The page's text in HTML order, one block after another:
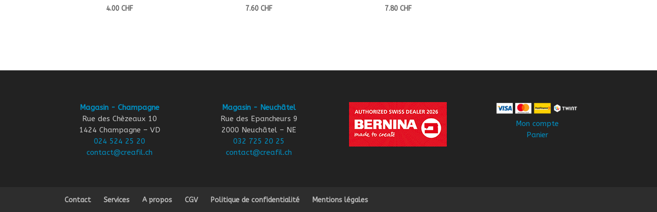
4.00CHF
7.60CHF
7.80 CHF
Magasin - Champagne
Rue des Chèzeaux 10
1424 Champagne – VD
024 524 25 20
contact@creafil.ch
Magasin - Neuchâtel
Rue des Epancheurs 9
2000 Neuchâtel – NE
032 725 20 25
contact@creafil.ch
Mon compte
Panier
Contact Services A propos CGV Politique de confidentialité Mentions légales